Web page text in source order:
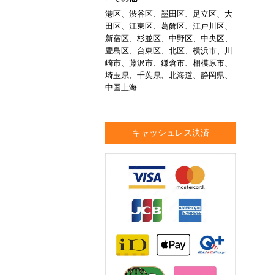
港区、渋谷区、墨田区、足立区、大
田区、江東区、葛飾区、江戸川区、
新宿区、杉並区、中野区、中央区、
豊島区、台東区、北区、横浜市、川
崎市、藤沢市、鎌倉市、相模原市、
埼玉県、千葉県、北海道、静岡県、
中国上海
キャッシュレス決済